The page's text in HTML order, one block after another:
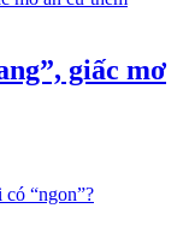
giấc mơ